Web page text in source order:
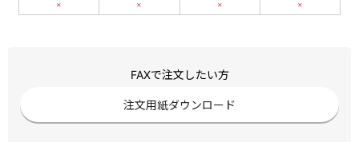
× × × ×
FAXで注文したい方
注文用紙ダウンロード